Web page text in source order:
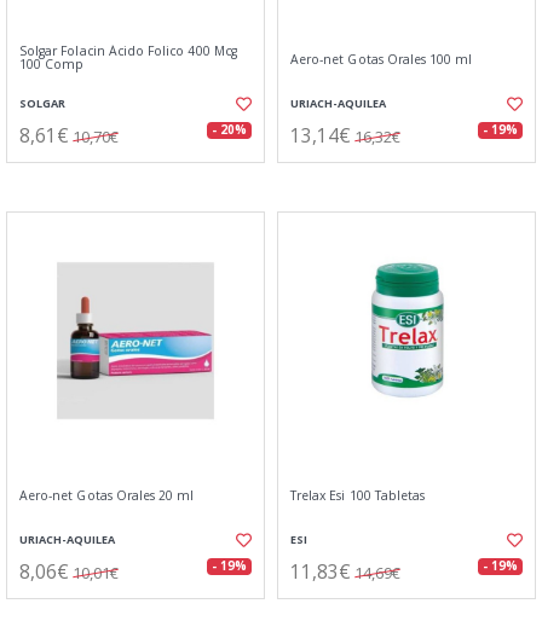
Solgar Folacin Ácido Folico 400 Mcg
100 Comp
SOLGAR
8,61€ 10,70€ - 20%
Aero-net Gotas Orales 100 ml
URIACH-AQUILEA
13,14€ 16,32€ - 19%
Aero-net Gotas Orales 20 ml
URIACH-AQUILEA
8,06€ 10,01€ - 19%
Trelax Esi 100 Tabletas
ESI
11,83€ 14,69€ - 19%